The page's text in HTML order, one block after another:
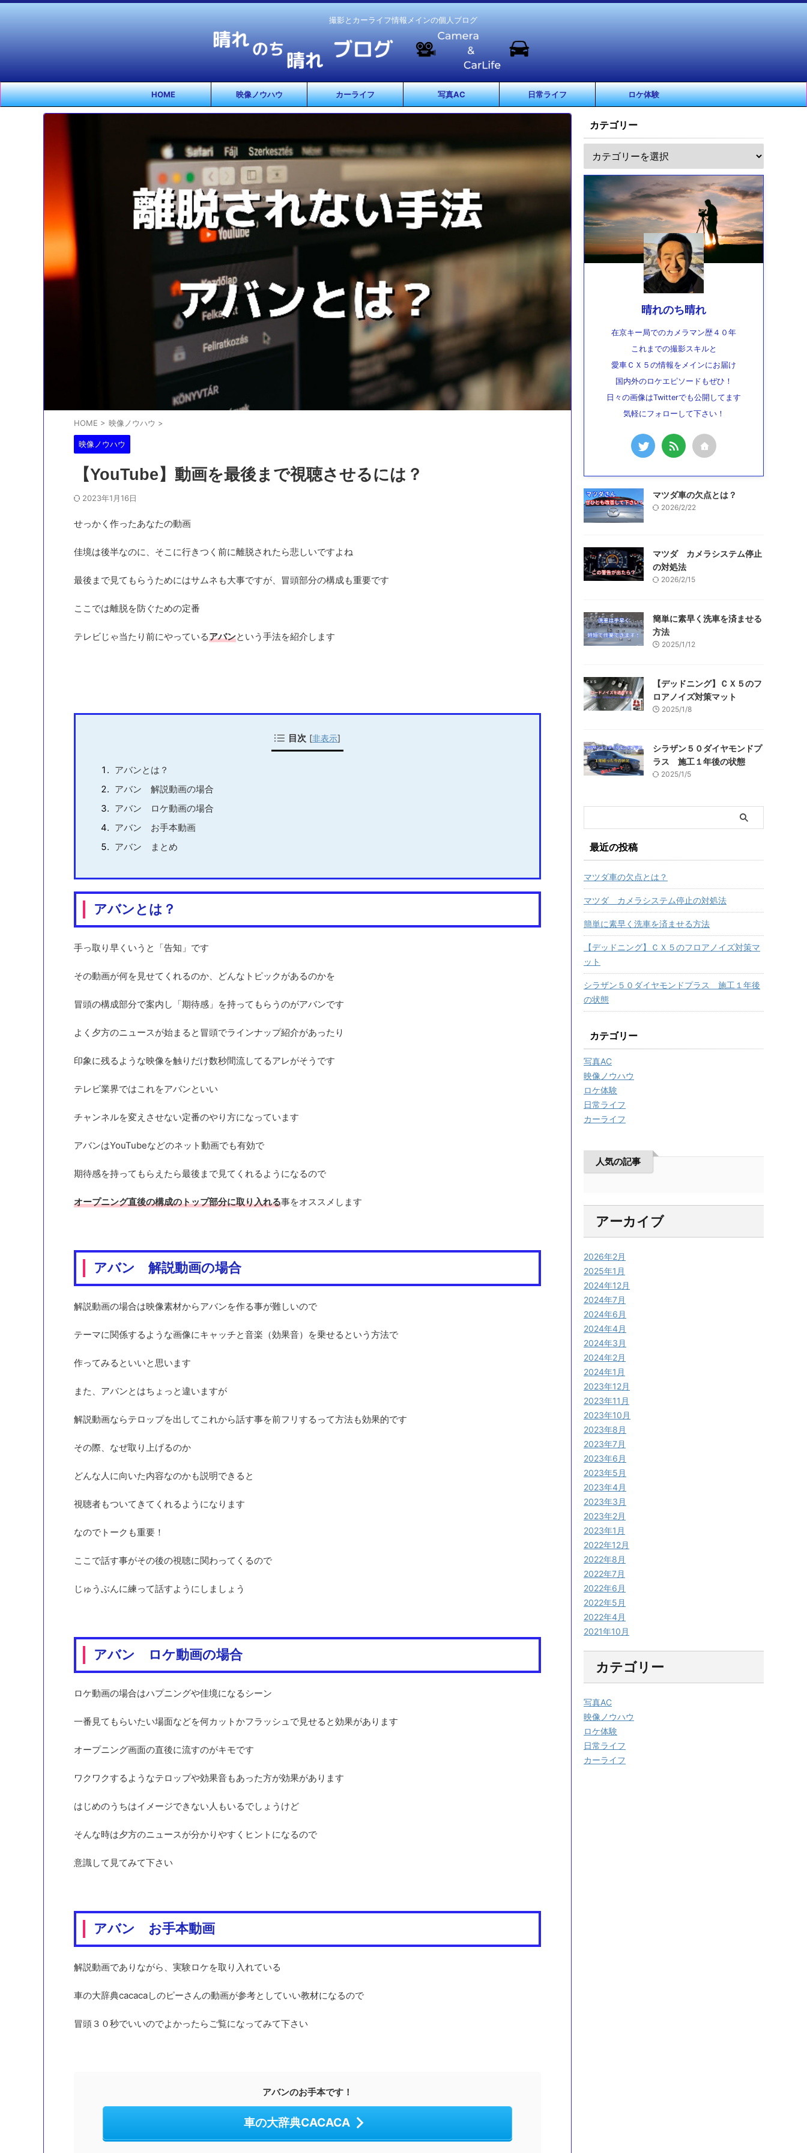
撮影とカーライフ情報メインの個人ブログ
HOME 映像ノウハウ カーライフ 写真AC 日常ライフ ロケ体験
HOME > 映像ノウハウ >
映像ノウハウ
【YouTube】動画を最後まで視聴させるには？
2023年1月16日
せっかく作ったあなたの動画
佳境は後半なのに、そこに行きつく前に離脱されたら悲しいですよね
最後まで見てもらうためにはサムネも大事ですが、冒頭部分の構成も重要です
ここでは離脱を防ぐための定番
テレビじゃ当たり前にやっているアバンという手法を紹介します
目次 [非表示]
アバンとは？
アバン 解説動画の場合
アバン ロケ動画の場合
アバン お手本動画
アバン まとめ
アバンとは？
手っ取り早くいうと「告知」です
その動画が何を見せてくれるのか、どんなトピックがあるのかを
冒頭の構成部分で案内し「期待感」を持ってもらうのがアバンです
よく夕方のニュースが始まると冒頭でラインナップ紹介があったり
印象に残るような映像を触りだけ数秒間流してるアレがそうです
テレビ業界ではこれをアバンといい
チャンネルを変えさせない定番のやり方になっています
アバンはYouTubeなどのネット動画でも有効で
期待感を持ってもらえたら最後まで見てくれるようになるので
オープニング直後の構成のトップ部分に取り入れる事をオススメします
アバン 解説動画の場合
解説動画の場合は映像素材からアバンを作る事が難しいので
テーマに関係するような画像にキャッチと音楽（効果音）を乗せるという方法で
作ってみるといいと思います
また、アバンとはちょっと違いますが
解説動画ならテロップを出してこれから話す事を前フリするって方法も効果的です
その際、なぜ取り上げるのか
どんな人に向いた内容なのかも説明できると
視聴者もついてきてくれるようになります
なのでトークも重要！
ここで話す事がその後の視聴に関わってくるので
じゅうぶんに練って話すようにしましょう
アバン ロケ動画の場合
ロケ動画の場合はハプニングや佳境になるシーン
一番見てもらいたい場面などを何カットかフラッシュで見せると効果があります
オープニング画面の直後に流すのがキモです
ワクワクするようなテロップや効果音もあった方が効果があります
はじめのうちはイメージできない人もいるでしょうけど
そんな時は夕方のニュースが分かりやすくヒントになるので
意識して見てみて下さい
アバン お手本動画
解説動画でありながら、実験ロケを取り入れている
車の大辞典cacacaしのピーさんの動画が参考としていい教材になるので
冒頭３０秒でいいのでよかったらご覧になってみて下さい
アバンのお手本です！
車の大辞典CACACA
カテゴリー
晴れのち晴れ
在京キー局でのカメラマン歴４０年
これまでの撮影スキルと
愛車ＣＸ５の情報をメインにお届け
国内外のロケエピソードもぜひ！
日々の画像はTwitterでも公開してます
気軽にフォローして下さい！
マツダ車の欠点とは？
2026/2/22
マツダ カメラシステム停止
の対処法
2026/2/15
簡単に素早く洗車を済ませる
方法
2025/1/12
【デッドニング】ＣＸ５のフ
ロアノイズ対策マット
2025/1/8
シラザン５０ダイヤモンドプ
ラス 施工１年後の状態
2025/1/5
最近の投稿
マツダ車の欠点とは？
マツダ カメラシステム停止の対処法
簡単に素早く洗車を済ませる方法
【デッドニング】ＣＸ５のフロアノイズ対策マ
ット
シラザン５０ダイヤモンドプラス 施工１年後
の状態
カテゴリー
写真AC
映像ノウハウ
ロケ体験
日常ライフ
カーライフ
人気の記事
アーカイブ
2026年2月
2025年1月
2024年12月
2024年7月
2024年6月
2024年4月
2024年3月
2024年2月
2024年1月
2023年12月
2023年11月
2023年10月
2023年8月
2023年7月
2023年6月
2023年5月
2023年4月
2023年3月
2023年2月
2023年1月
2022年12月
2022年8月
2022年7月
2022年6月
2022年5月
2022年4月
2021年10月
カテゴリー
写真AC
映像ノウハウ
ロケ体験
日常ライフ
カーライフ